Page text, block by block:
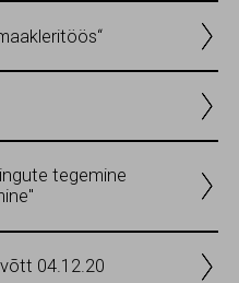
tegemine
04.12.20